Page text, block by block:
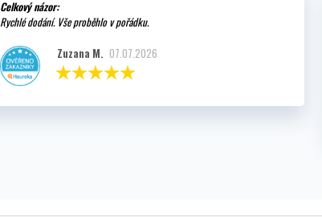
Celkový názor:
Rychlé dodání. Vše proběhlo v pořádku.
Zuzana M. 07.07.2026